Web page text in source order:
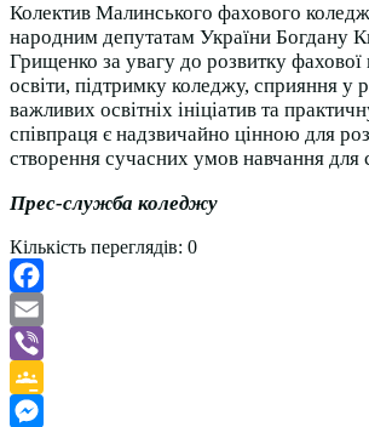
Колектив Малинського фахового
народним депутатам України Богдану
Грищенко за увагу до розвитку
освіти, підтримку коледжу, сприяння у
важливих освітніх ініціатив та
співпраця є надзвичайно цінною для
створення сучасних умов навчання для
Прес-служба коледжу
Кількість переглядів: 0
Facebook
Email
Viber
Google